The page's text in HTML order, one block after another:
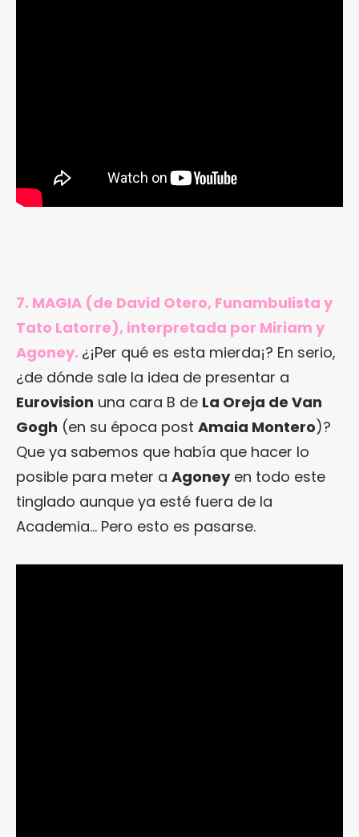
7. MAGIA (de David Otero, Funambulista y
Tato Latorre), interpretada por Miriam y
Agoney. ¿¡Per qué es esta mierda¡? En serio,
¿de dónde sale la idea de presentar a
Eurovision una cara B de La Oreja de Van
Gogh (en su época post Amaia Montero)?
Que ya sabemos que había que hacer lo
posible para meter a Agoneyen todo este
tinglado aunque ya esté fuera de la
Academia… Pero esto es pasarse.